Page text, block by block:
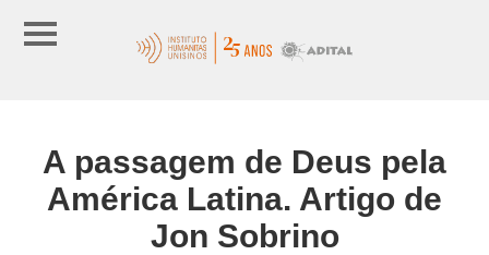
A passagem de Deus pela
América Latina. Artigo de
Jon Sobrino